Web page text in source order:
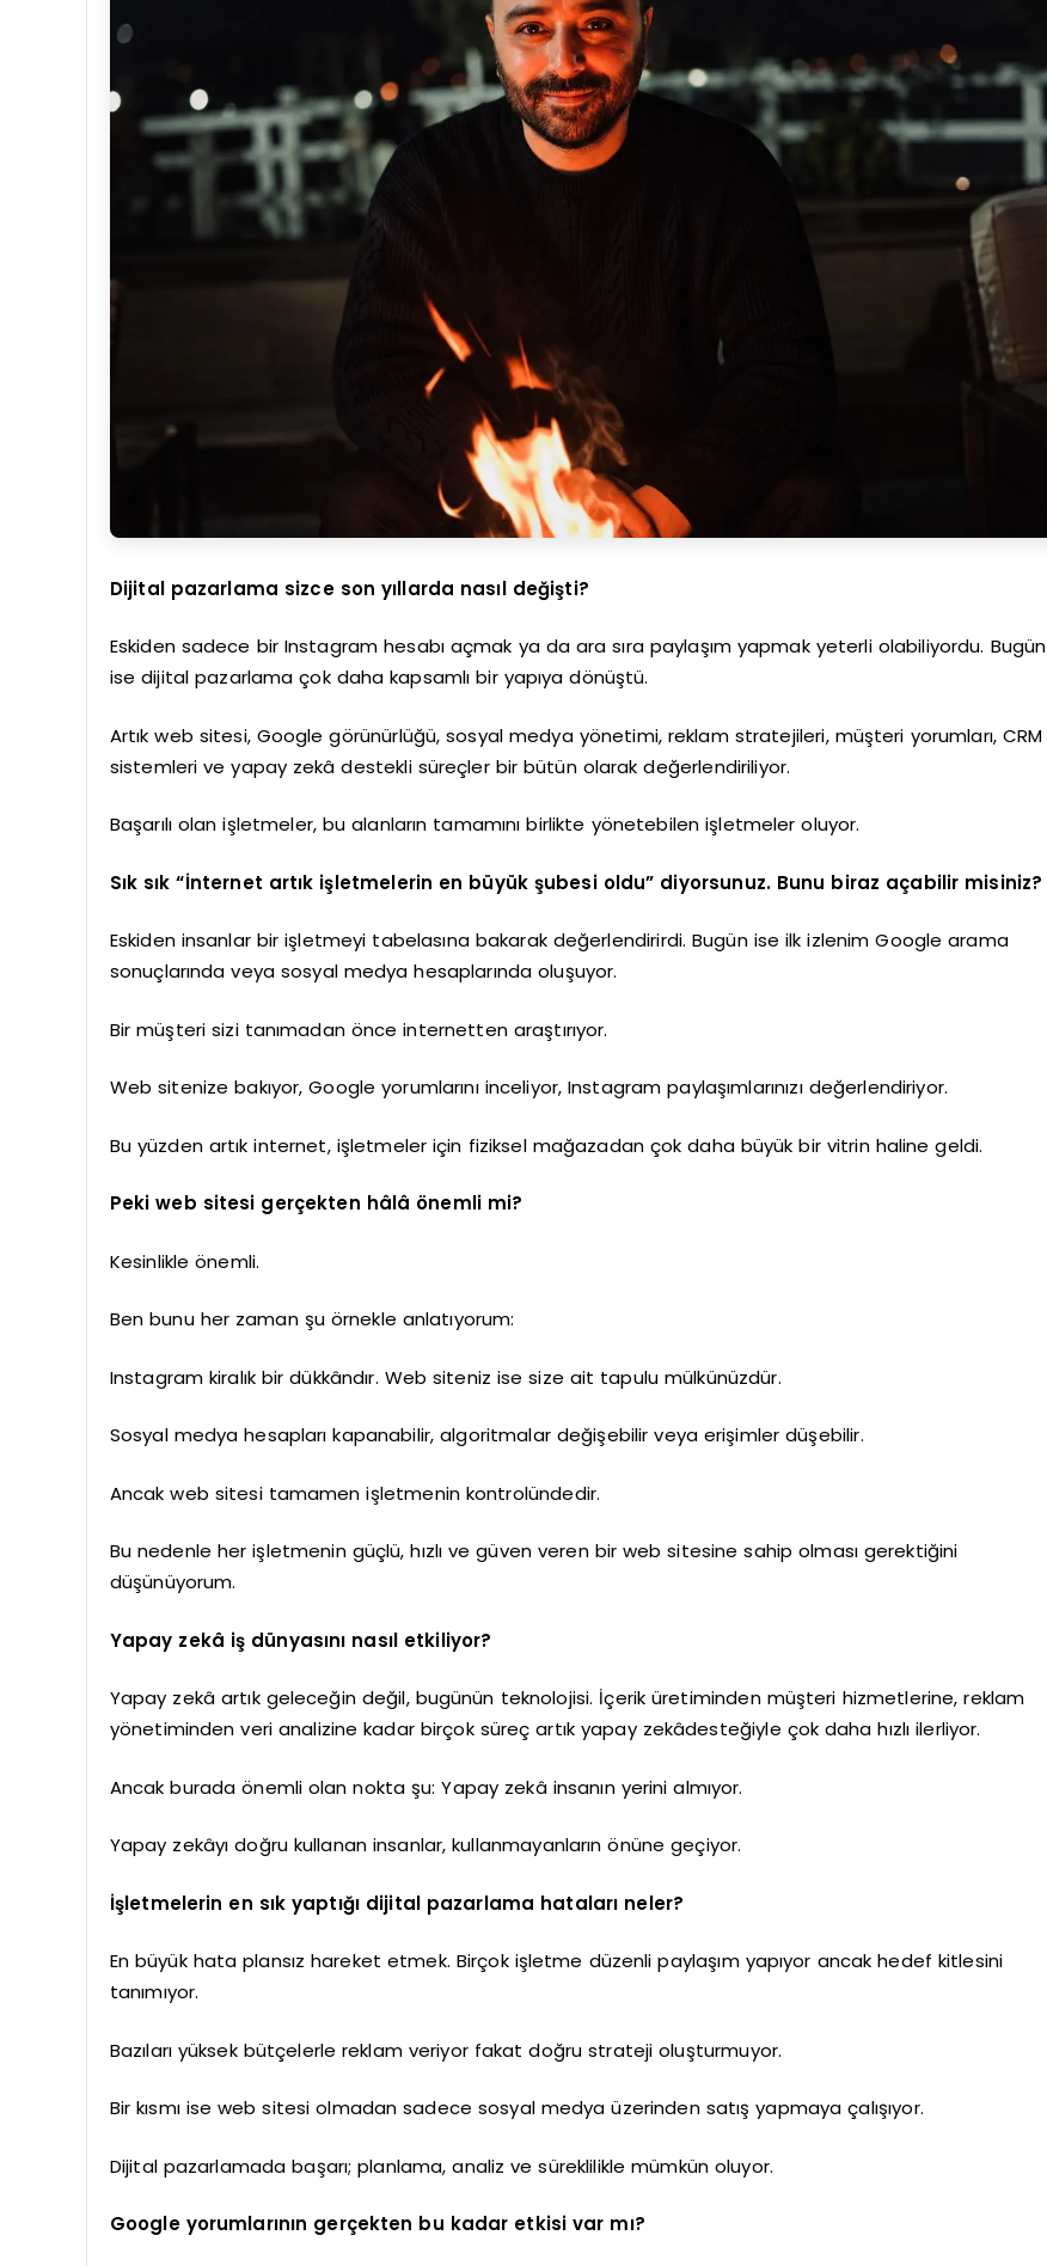
Dijital pazarlama sizce son yıllarda nasıl değişti?
Eskiden sadece bir Instagram hesabı açmak ya da ara sıra paylaşım yapmak yeterli olabiliyordu. Bugün
ise dijital pazarlama çok daha kapsamlı bir yapıya dönüştü.
Artık web sitesi, Google görünürlüğü, sosyal medya yönetimi, reklam stratejileri, müşteri yorumları, CRM
sistemleri ve yapay zekâ destekli süreçler bir bütün olarak değerlendiriliyor.
Başarılı olan işletmeler, bu alanların tamamını birlikte yönetebilen işletmeler oluyor.
Sık sık “İnternet artık işletmelerin en büyük şubesi oldu” diyorsunuz. Bunu biraz açabilir misiniz?
Eskiden insanlar bir işletmeyi tabelasına bakarak değerlendirirdi. Bugün ise ilk izlenim Google arama
sonuçlarında veya sosyal medya hesaplarında oluşuyor.
Bir müşteri sizi tanımadan önce internetten araştırıyor.
Web sitenize bakıyor, Google yorumlarını inceliyor, Instagram paylaşımlarınızı değerlendiriyor.
Bu yüzden artık internet, işletmeler için fiziksel mağazadan çok daha büyük bir vitrin haline geldi.
Peki web sitesi gerçekten hâlâ önemli mi?
Kesinlikle önemli.
Ben bunu her zaman şu örnekle anlatıyorum:
Instagram kiralık bir dükkândır. Web siteniz ise size ait tapulu mülkünüzdür.
Sosyal medya hesapları kapanabilir, algoritmalar değişebilir veya erişimler düşebilir.
Ancak web sitesi tamamen işletmenin kontrolündedir.
Bu nedenle her işletmenin güçlü, hızlı ve güven veren bir web sitesine sahip olması gerektiğini
düşünüyorum.
Yapay zekâ iş dünyasını nasıl etkiliyor?
Yapay zekâ artık geleceğin değil, bugünün teknolojisi. İçerik üretiminden müşteri hizmetlerine, reklam
yönetiminden veri analizine kadar birçok süreç artık yapay zekâdesteğiyle çok daha hızlı ilerliyor.
Ancak burada önemli olan nokta şu: Yapay zekâ insanın yerini almıyor.
Yapay zekâyı doğru kullanan insanlar, kullanmayanların önüne geçiyor.
İşletmelerin en sık yaptığı dijital pazarlama hataları neler?
En büyük hata plansız hareket etmek. Birçok işletme düzenli paylaşım yapıyor ancak hedef kitlesini
tanımıyor.
Bazıları yüksek bütçelerle reklam veriyor fakat doğru strateji oluşturmuyor.
Bir kısmı ise web sitesi olmadan sadece sosyal medya üzerinden satış yapmaya çalışıyor.
Dijital pazarlamada başarı; planlama, analiz ve süreklilikle mümkün oluyor.
Google yorumlarının gerçekten bu kadar etkisi var mı?